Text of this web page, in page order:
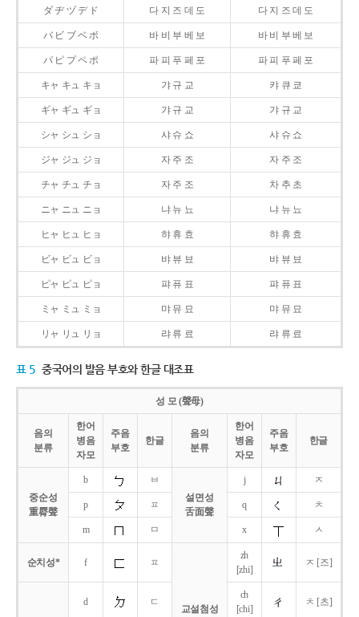
ダ ヂ ヅ デ ド 다 지 즈 데 도 다 지 즈 데 도
バ ビ ブ ベ ボ 바 비 부 베 보 바 비 부 베 보
パ ピ プ ペ ポ 파 피 푸 페 포 파 피 푸 페 포
キャ キュ キョ 갸 규 교 캬 큐 쿄
ギャ ギュ ギョ 갸 규 교 갸 규 교
シャ シュ ショ 샤 슈 쇼 샤 슈 쇼
ジャ ジュ ジョ 자 주 조 자 주 조
チャ チュ チョ 자 주 조 차 추 초
ニャ ニュ ニョ 냐 뉴 뇨 냐 뉴 뇨
ヒャ ヒュ ヒョ 햐 휴 효 햐 휴 효
ビャ ビュ ビョ 뱌 뷰 뵤 뱌 뷰 뵤
ピャ ピュ ピョ 퍄 퓨 표 퍄 퓨 표
ミャ ミュ ミョ 먀 뮤 묘 먀 뮤 묘
リャ リュ リョ 랴 류 료 랴 류 료
표 5 중국어의 발음 부호와 한글 대조표
성 모 (聲母)
음의
분류
한어
병음
자모
주음
부호
한글
음의
분류
한어
병음
자모
주음
부호
한글
중순성
重脣聲
b
ㅂ
설면성
舌面聲
j ㅈ
p ㅍ q ㅊ
m ㅁ x ㅅ
순치성* f ㅍ
교설첨성
zh
[zhi]
ㅈ [즈]
d ㄷ
ch
[chi]
ㅊ [츠]